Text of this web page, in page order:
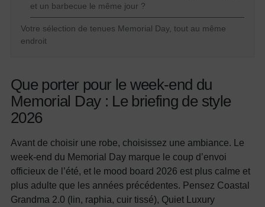
et un barbecue le même jour ?
Votre sélection de tenues Memorial Day, tout au même
endroit
Que porter pour le week-end du
Memorial Day : Le briefing de style
2026
Avant de choisir une robe, choisissez une ambiance. Le
week-end du Memorial Day marque le coup d’envoi
officieux de l’été, et le mood board 2026 est plus calme et
plus adulte que les années précédentes. Pensez Coastal
Grandma 2.0 (lin, raphia, cuir tissé), Quiet Luxury